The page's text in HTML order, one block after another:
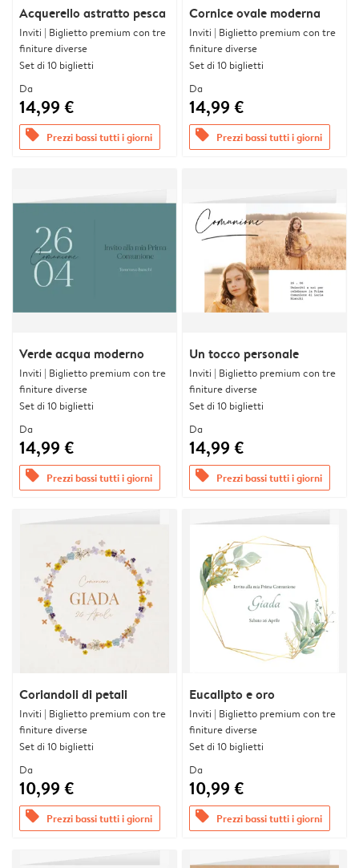
Acquerello astratto pesca
Inviti | Biglietto premium con tre
finiture diverse
Set di 10 biglietti
Da
14,99 €
offers Prezzi bassi tutti i giorni
Cornice ovale moderna
Inviti | Biglietto premium con tre
finiture diverse
Set di 10 biglietti
Da
14,99 €
offers Prezzi bassi tutti i giorni
Verde acqua moderno
Inviti | Biglietto premium con tre
finiture diverse
Set di 10 biglietti
Da
14,99 €
offers Prezzi bassi tutti i giorni
Un tocco personale
Inviti | Biglietto premium con tre
finiture diverse
Set di 10 biglietti
Da
14,99 €
offers Prezzi bassi tutti i giorni
Coriandoli di petali
Inviti | Biglietto premium con tre
finiture diverse
Set di 10 biglietti
Da
10,99 €
offers Prezzi bassi tutti i giorni
Eucalipto e oro
Inviti | Biglietto premium con tre
finiture diverse
Set di 10 biglietti
Da
10,99 €
offers Prezzi bassi tutti i giorni